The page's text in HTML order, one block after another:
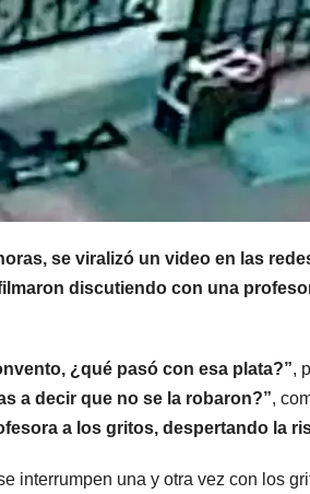
se viralizó un video en las
discutiendo con una
¿qué pasó con esa plata?”,
a decir que no se la robaron?”,
a los gritos, despertando la
interrumpen una y otra vez con los